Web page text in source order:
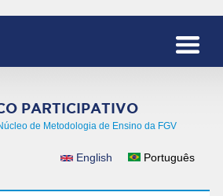
PARTICIPATIVO
de Metodologia de Ensino da FGV
IDIOMAS
English Português